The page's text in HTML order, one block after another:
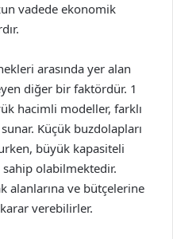
vadede ekonomik
arasında yer alan
diğer bir faktördür. 1
hacimli modeller, farklı
Küçük buzdolapları
büyük kapasiteli
olabilmektedir.
alanlarına ve bütçelerine
verebilirler.